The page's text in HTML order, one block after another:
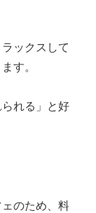
ックスして
す。
られる」と好
のため、料